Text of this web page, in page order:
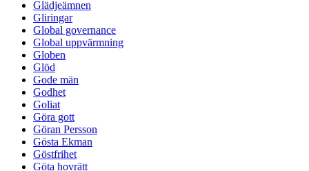
Glädjeämnen
Gliringar
Global governance
Global uppvärmning
Globen
Glöd
Gode män
Godhet
Goliat
Göra gott
Göran Persson
Gösta Ekman
Göstfrihet
Göta hovrätt